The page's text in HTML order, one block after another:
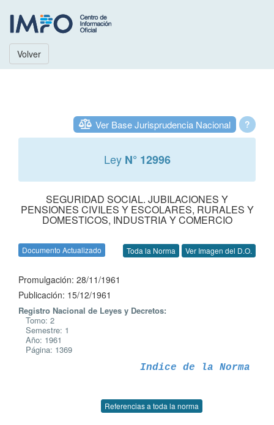
Volver
?
Ver Base Jurisprudencia Nacional
Ley N° 12996
SEGURIDAD SOCIAL. JUBILACIONES Y
PENSIONES CIVILES Y ESCOLARES, RURALES Y
DOMESTICOS, INDUSTRIA Y COMERCIO
Documento Actualizado Toda la Norma Ver Imagen del D.O.
Promulgación: 28/11/1961
Publicación: 15/12/1961
Registro Nacional de Leyes y Decretos:
Tomo: 2
Semestre: 1
Año: 1961
Página: 1369
Indice de la Norma
Referencias a toda la norma